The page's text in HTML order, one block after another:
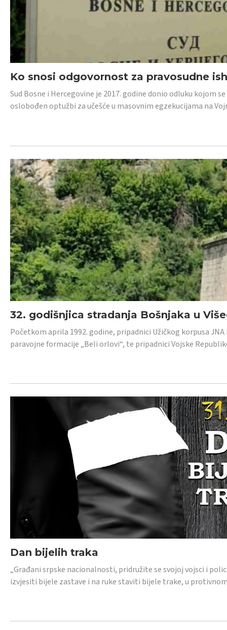
Ko snosi odgovornost za pravosudne
Sud Bosne i Hercegovine je 2017. godine donio odluku kojom
oslobođen optužbi za učešće u masovnim egzekucijama na
32. godišnjica stradanja Bošnjaka u
Početkom aprila 1992. godine, pripadnici Užičkog korpusa
paravojne formacije „Beli orlovi“, te pripadnici Vojske
Dan bijelih traka
„Građani srpske nacionalnosti, pridružite se svojoj vojsci i
izvjesiti bijele zastave i na ruke staviti bijele trake, u